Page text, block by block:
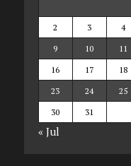
2
3 4
9
10 11
16
17 18
23
24 25
30
31
« Jul